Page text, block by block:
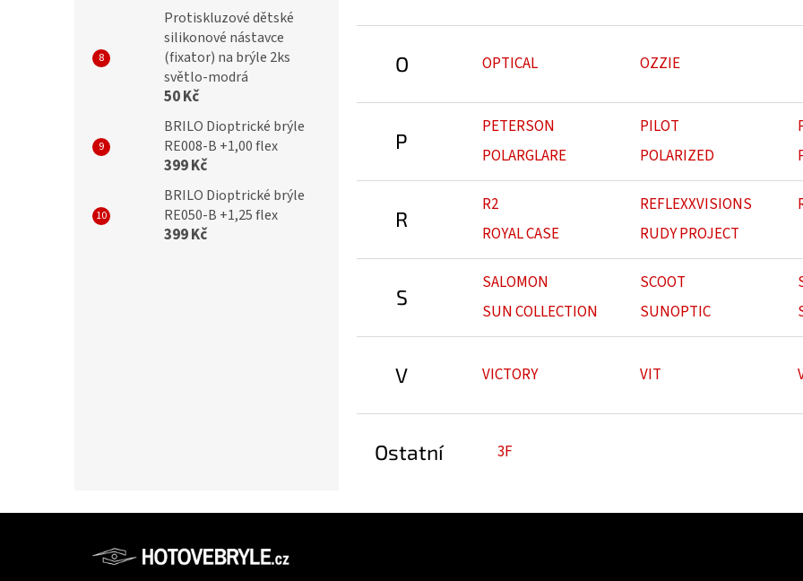
Protiskluzové dětské
silikonové nástavce
(fixator) na brýle 2ks
světlo-modrá
50 Kč
BRILO Dioptrické brýle
RE008-B +1,00 flex
399 Kč
BRILO Dioptrické brýle
RE050-B +1,25 flex
399 Kč
O OPTICAL OZZIE
P
PETERSON PILOT
POLARGLARE
POLARIZED
R
R2 REFLEXXVISIONS
ROYAL CASE
RUDY PROJECT
S
SALOMON SCOOT
SUN COLLECTION
SUNOPTIC
V VICTORY VIT
Ostatní 3F